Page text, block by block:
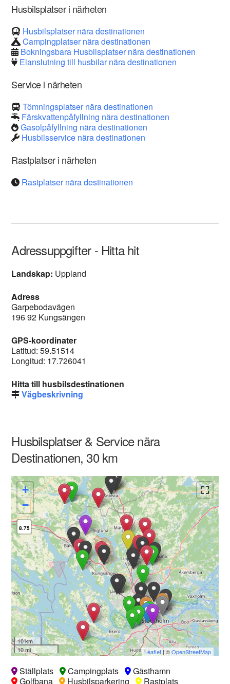
Husbilsplatser i närheten
Husbilsplatser nära destinationen
Campingplatser nära destinationen
Bokningsbara Husbilsplatser nära destinationen
Elanslutning till husbilar nära destinationen
Service i närheten
Tömningsplatser nära destinationen
Färskvattenpåfyllning nära destinationen
Gasolpåfyllning nära destinationen
Husbilsservice nära destinationen
Rastplatser i närheten
Rastplatser nära destinationen
Adressuppgifter - Hitta hit
Landskap: Uppland
Adress
Garpebodavägen
196 92 Kungsängen
GPS-koordinater
Latitud: 59.51514
Longitud: 17.726041
Hitta till husbilsdestinationen
Vägbeskrivning
Husbilsplatser & Service nära
Destinationen, 30 km
+
−
8.75
10 km
10 mi
Leaflet| ©OpenStreetMap
Ställplats Campingplats
Gästhamn
Golfbana
Husbilsparkering Rastplats